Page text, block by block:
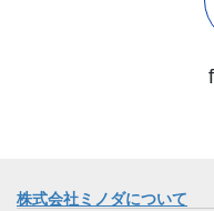
株式会社ミノダについて